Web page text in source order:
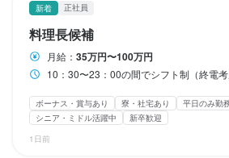
新着 正社員
料理長候補
月給： 35万円〜100万円
10：30〜23：00の間でシフト制（終電考慮） ＊実働8〜10時間 ＊休憩あり（2〜3時間）・時間応相談 ＊徒歩・自転車
ボーナス・賞与あり 寮・社宅あり
平日のみ勤
シニア・ミドル活躍中
新卒歓迎
1日前
（給与例）
マネージャー（30代前半・男性）：月50万
別途ボーナス支給
勤務時間
10：30〜23：00の間でシフト制（終電考
勤務時間
10:30〜23：00の間でシフト制（終電考慮
＊実働8〜10時間
終電考慮あり 長期勤務歓迎
シフト制
固定シフト制(決まった時間・曜日に働ける)
勤務時間
10：30〜23：00の間でシフト制（終電考
＊休憩あり（2〜3時間）・時間応相談
終電考慮あり
勤務時間
10:30~23：00の間でシフト制（終電考慮
＊休憩あり（2〜3時間）・時間応相談
終電考慮あり
勤務時間
10:30~23：00の間でシフト制（終電考慮）
＊実働8〜10時間
＊休憩あり（2〜3時間）・時間応相談
終電考慮あり 時短社員制度あり 転勤なし 長期
固定シフト制(決まった時間・曜日に働ける)
勤務時間
10:30〜23:00の間でシフト制（終電考慮）
＊実働8〜10時間
＊休憩あり（2〜3時間）・時間応相談
終電考慮あり 長期勤務歓迎
シフト制
固定シフト制(決まった時間・曜日に働ける)
■スタッフ例➁ ・社会人（男性）／アルバ
研修期間終了後すぐに、働きぶりが評価
シフト制や駅近でアクセスしやすい職場
がら安定して勤務しています。
※別のスタッフインタビューや職場の雰囲
信しています。
株式会社辻田ファームインスタグラム
ッフ
髪色自由の制度を活用し、おしゃれを楽
担当。
もともと画像・動画編集が得意だったこ
れ、月15万円以上の収入を得ています。
■スタッフ例➁ ・社会人（男性）／アルバ
研修期間終了後すぐに、働きぶりが評価
シフト制や駅近でアクセスしやすい職場
ッフ 髪色自由の制度を活用し、おしゃれ
務を担当。
もともと画像・動画編集が得意だったこ
れ、月15万円以上の収入を得ています。
■スタッフ例➁ ・社会人（男性）／アルバ
研修期間終了後すぐに、働きぶりが評価
シフト制や駅近でアクセスしやすい職場
がら安定して勤務しています。